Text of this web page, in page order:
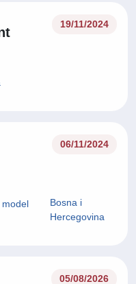
19/11/2024
06/11/2024
model
Bosna i
Hercegovina
05/08/2026